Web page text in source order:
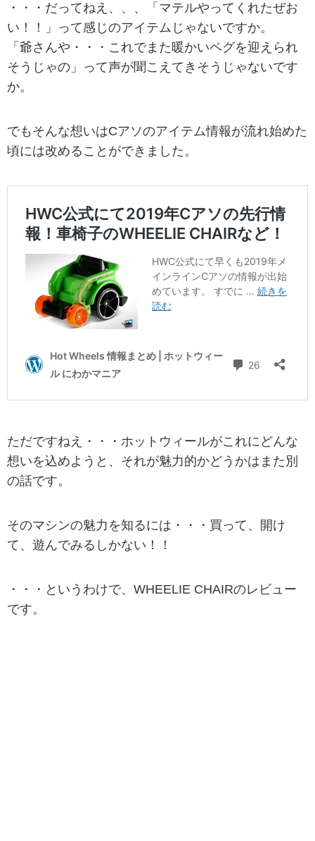
・・・だってねえ、、、「マテルやってくれたぜお
い！！」って感じのアイテムじゃないですか。
「爺さんや・・・これでまた暖かいペグを迎えられ
そうじゃの」って声が聞こえてきそうじゃないです
か。
でもそんな想いはCアソのアイテム情報が流れ始めた
頃には改めることができました。
ただですねえ・・・ホットウィールがこれにどんな
想いを込めようと、それが魅力的かどうかはまた別
の話です。
そのマシンの魅力を知るには・・・買って、開け
て、遊んでみるしかない！！
・・・というわけで、WHEELIE CHAIRのレビュー
です。